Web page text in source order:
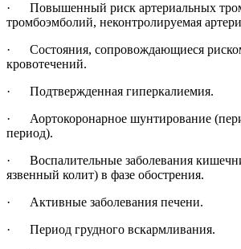
· Повышенный риск артериальных
тромбоэмболий, неконтролируемая
· Состояния, сопровождающиеся
кровотечений.
· Подтвержденная гиперкалиемия.
· Аортокоронарное шунтирование
период).
· Воспалительные заболевания
язвенный колит) в фазе обострения.
· Активные заболевания печени.
· Период грудного вскармливания.